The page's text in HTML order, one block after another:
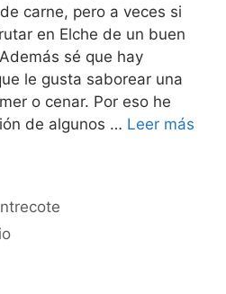
carne, pero a veces si
en Elche de un buen
sé que hay
le gusta saborear una
o cenar. Por eso he
de algunos … Leer más